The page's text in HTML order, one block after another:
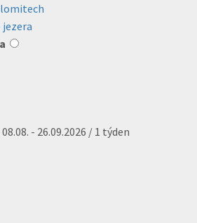
08.08. - 26.09.2026 / 1 týden